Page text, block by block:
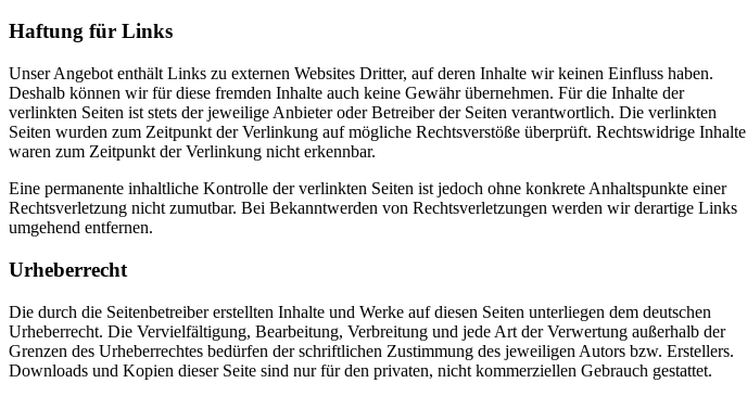
Haftung für Links
Unser Angebot enthält Links zu externen Websites Dritter, auf deren Inhalte wir keinen Einfluss haben.
Deshalb können wir für diese fremden Inhalte auch keine Gewähr übernehmen. Für die Inhalte der
verlinkten Seiten ist stets der jeweilige Anbieter oder Betreiber der Seiten verantwortlich. Die verlinkten
Seiten wurden zum Zeitpunkt der Verlinkung auf mögliche Rechtsverstöße überprüft. Rechtswidrige Inhalte
waren zum Zeitpunkt der Verlinkung nicht erkennbar.
Eine permanente inhaltliche Kontrolle der verlinkten Seiten ist jedoch ohne konkrete Anhaltspunkte einer
Rechtsverletzung nicht zumutbar. Bei Bekanntwerden von Rechtsverletzungen werden wir derartige Links
umgehend entfernen.
Urheberrecht
Die durch die Seitenbetreiber erstellten Inhalte und Werke auf diesen Seiten unterliegen dem deutschen
Urheberrecht. Die Vervielfältigung, Bearbeitung, Verbreitung und jede Art der Verwertung außerhalb der
Grenzen des Urheberrechtes bedürfen der schriftlichen Zustimmung des jeweiligen Autors bzw. Erstellers.
Downloads und Kopien dieser Seite sind nur für den privaten, nicht kommerziellen Gebrauch gestattet.